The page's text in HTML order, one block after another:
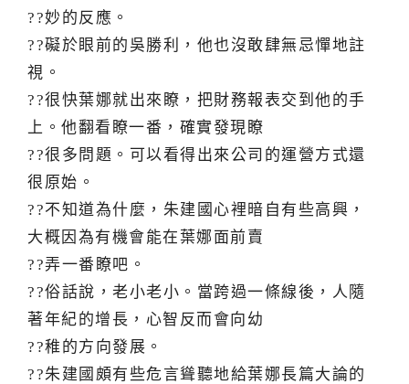
??妙的反應。
??礙於眼前的吳勝利，他也沒敢肆無忌憚地註
視。
??很快葉娜就出來瞭，把財務報表交到他的手
上。他翻看瞭一番，確實發現瞭
??很多問題。可以看得出來公司的運營方式還
很原始。
??不知道為什麼，朱建國心裡暗自有些高興，
大概因為有機會能在葉娜面前賣
??弄一番瞭吧。
??俗話說，老小老小。當跨過一條線後，人隨
著年紀的增長，心智反而會向幼
??稚的方向發展。
??朱建國頗有些危言聳聽地給葉娜長篇大論的